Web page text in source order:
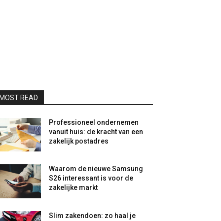
READ
Professioneel ondernemen
vanuit huis: de kracht van een
zakelijk postadres
Waarom de nieuwe Samsung
S26 interessant is voor de
zakelijke markt
Slim zakendoen: zo haal je